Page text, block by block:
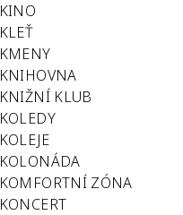
KINO
KLEŤ
KMENY
KNIHOVNA
KNIŽNÍ KLUB
KOLEDY
KOLEJE
KOLONÁDA
KOMFORTNÍ ZÓNA
KONCERT